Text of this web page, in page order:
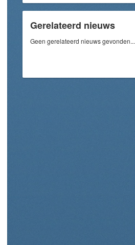
Gerelateerd nieuws
Geen gerelateerd nieuws gevonden...